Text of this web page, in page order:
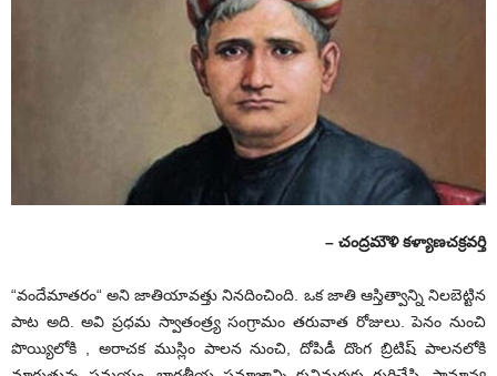
– చంద్రమౌళి కళ్యాణచక్రవర్తి
“వందేమాతరం“ అని జాతియావత్తు నినదించింది. ఒక జాతి ఆస్తిత్వాన్ని నిలబెట్టిన
పాట అది. అవి ప్రధమ స్వాతంత్ర్య సంగ్రామం తరువాత రోజులు. పెనం నుంచి
పొయ్యిలోకి , అరాచక ముస్లిం పాలన నుంచి, దోపిడీ దొంగ బ్రిటిష్ పాలనలోకి